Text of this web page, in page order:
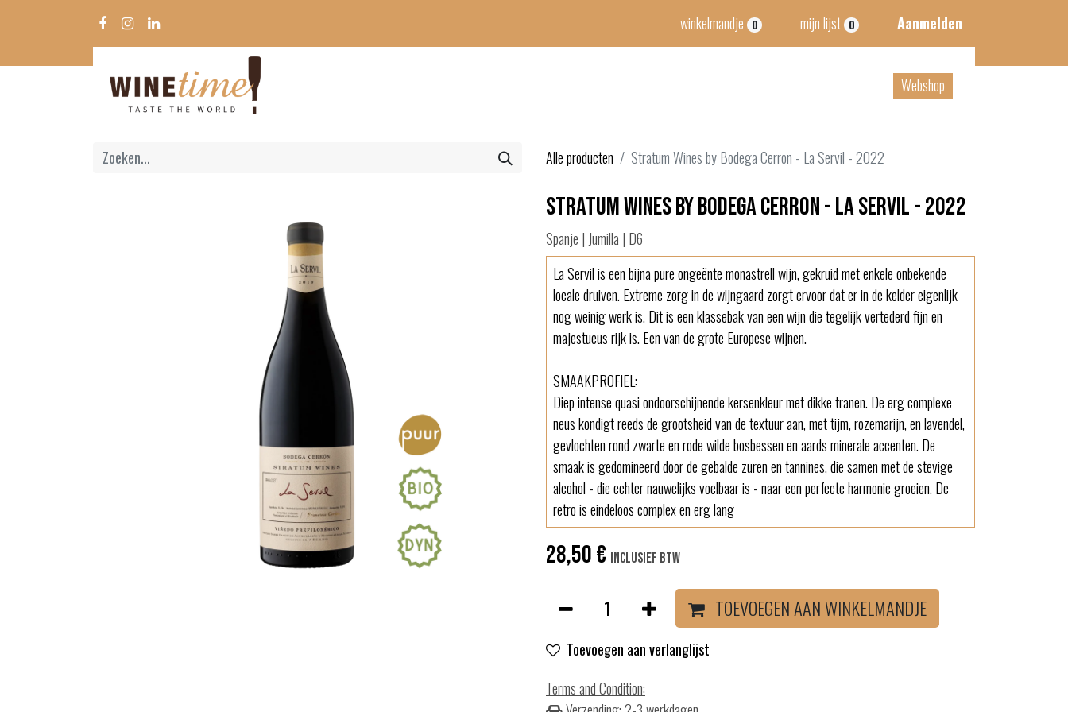
winkelmandje 0 mijn lijst 0 Aanmelden
Webshop
Alle producten Stratum Wines by Bodega Cerron - La Servil - 2022
Stratum Wines by Bodega Cerron - La Servil - 2022
Spanje | Jumilla | D6
La Servil is een bijna pure ongeënte monastrell wijn, gekruid met enkele onbekende
locale druiven. Extreme zorg in de wijngaard zorgt ervoor dat er in de kelder eigenlijk
nog weinig werk is. Dit is een klassebak van een wijn die tegelijk vertederd fijn en
majestueus rijk is. Een van de grote Europese wijnen.
SMAAKPROFIEL:
Diep intense quasi ondoorschijnende kersenkleur met dikke tranen. De erg complexe
neus kondigt reeds de grootsheid van de textuur aan, met tijm, rozemarijn, en lavendel,
gevlochten rond zwarte en rode wilde bosbessen en aards minerale accenten. De
smaak is gedomineerd door de gebalde zuren en tannines, die samen met de stevige
alcohol - die echter nauwelijks voelbaar is - naar een perfecte harmonie groeien. De
retro is eindeloos complex en erg lang
28,50€ Inclusief btw
TOEVOEGEN AAN WINKELMANDJE
Toevoegen aan verlanglijst
Terms and Condition: